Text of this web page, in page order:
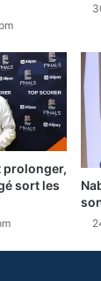
prolonger,
sort les